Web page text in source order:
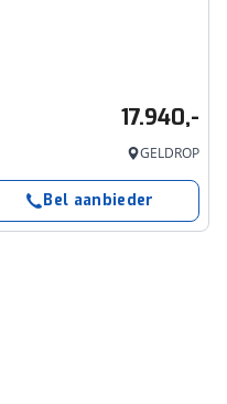
17.940,-
GELDROP
Bel aanbieder